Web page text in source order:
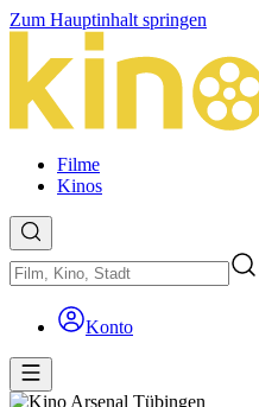
Zum Hauptinhalt springen
Filme
Kinos
Konto